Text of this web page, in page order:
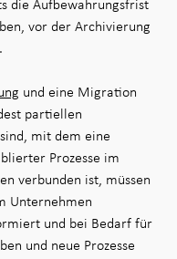
die Aufbewahrungsfrist
vor der Archivierung
und eine Migration
partiellen
mit dem eine
Prozesse im
verbunden ist, müssen
Unternehmen
und bei Bedarf für
und neue Prozesse